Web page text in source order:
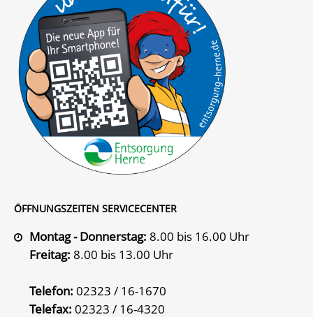
ÖFFNUNGSZEITEN SERVICECENTER
Montag - Donnerstag: 8.00 bis 16.00 Uhr
Freitag: 8.00 bis 13.00 Uhr
Telefon: 02323 / 16-1670
Telefax: 02323 / 16-4320